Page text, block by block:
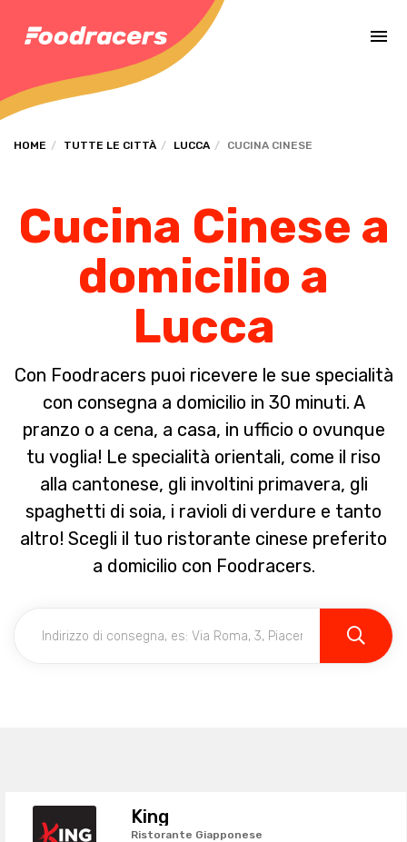
HOME TUTTE LE CITTÀ LUCCA CUCINA CINESE
Cucina Cinese a
domicilio a
Lucca
Con Foodracers puoi ricevere le sue specialità
con consegna a domicilio in 30 minuti. A
pranzo o a cena, a casa, in ufficio o ovunque
tu voglia! Le specialità orientali, come il riso
alla cantonese, gli involtini primavera, gli
spaghetti di soia, i ravioli di verdure e tanto
altro! Scegli il tuo ristorante cinese preferito
a domicilio con Foodracers.
King
Ristorante Giapponese